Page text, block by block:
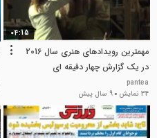
04:15
مهمترین رویدادهای هنری سال 2016
در یک گزارش چهار دقیقه ای
pantea
34 نمایش
9 سال پیش